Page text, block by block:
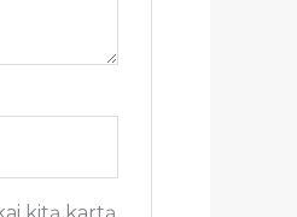
kitą kartą